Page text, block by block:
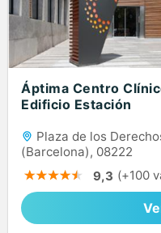
Áptima Centro
Edificio Estación
Plaza de los
(Barcelona), 08222
9,3 (+100